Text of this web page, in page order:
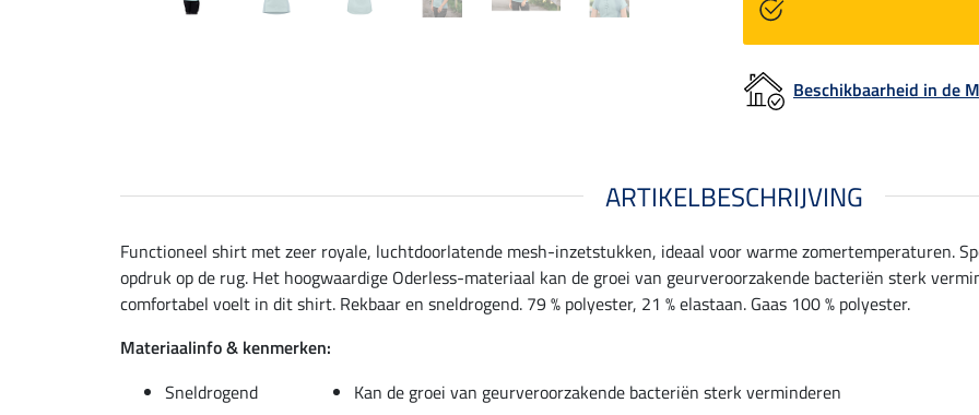
Beschikbaarheid in de
ARTIKELBESCHRIJVING
Functioneel shirt met zeer royale, luchtdoorlatende mesh-inzetstukken, ideaal voor warme zomertemperaturen.
opdruk op de rug. Het hoogwaardige Oderless-materiaal kan de groei van geurveroorzakende bacteriën sterk
comfortabel voelt in dit shirt. Rekbaar en sneldrogend. 79 % polyester, 21 % elastaan. Gaas 100 % polyester.
Materiaalinfo & kenmerken:
Sneldrogend
Kan de groei van geurveroorzakende bacteriën sterk verminderen